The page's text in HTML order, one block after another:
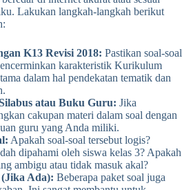
Lakukan langkah-langkah berikut
K13 Revisi 2018: Pastikan soal-soal
karakteristik Kurikulum
dalam hal pendekatan tematik dan
atau Buku Guru: Jika
cakupan materi dalam soal dengan
guru yang Anda miliki.
Apakah soal-soal tersebut logis?
dipahami oleh siswa kelas 3? Apakah
ambigu atau tidak masuk akal?
Ada): Beberapa paket soal juga